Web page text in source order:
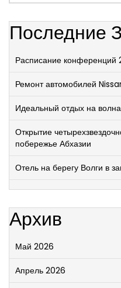
Последние
Расписание конференций
Ремонт автомобилей
Идеальный отдых на
Открытие
побережье Абхазии
Отель на берегу Волги в
Архив
Май 2026
Апрель 2026